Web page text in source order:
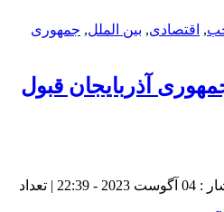
, اقتصادی, بین الملل, جمهوری
آذربایجان قبول
شناسه خبر : 46941 | تاریخ انتشار : 04 آگوست 2023 - 22:39 | تعداد